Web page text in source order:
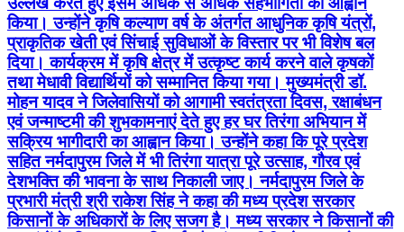
किया। उन्होंने कृषि कल्याण वर्ष के अंतर्गत आधुनिक कृषि यंत्रों,
प्राकृतिक खेती एवं सिंचाई सुविधाओं के विस्तार पर भी विशेष बल
दिया। कार्यक्रम में कृषि क्षेत्र में उत्कृष्ट कार्य करने वाले कृषकों
तथा मेधावी विद्यार्थियों को सम्मानित किया गया। मुख्यमंत्री डॉ.
मोहन यादव ने जिलेवासियों को आगामी स्वतंत्रता दिवस, रक्षाबंधन
एवं जन्माष्टमी की शुभकामनाएं देते हुए हर घर तिरंगा अभियान में
सक्रिय भागीदारी का आह्वान किया। उन्होंने कहा कि पूरे प्रदेश
सहित नर्मदापुरम जिले में भी तिरंगा यात्रा पूरे उत्साह, गौरव एवं
देशभक्ति की भावना के साथ निकाली जाए। नर्मदापुरम जिले के
प्रभारी मंत्री श्री राकेश सिंह ने कहा की मध्य प्रदेश सरकार
किसानों के अधिकारों के लिए सजग है। मध्य सरकार ने किसानों की